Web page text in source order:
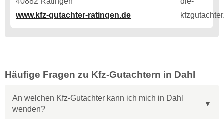
www.kfz-gutachter-ratingen.de
Häufige Fragen zu Kfz-Gutachtern in Dahl
An welchen Kfz-Gutachter kann ich mich in Dahl
wenden?